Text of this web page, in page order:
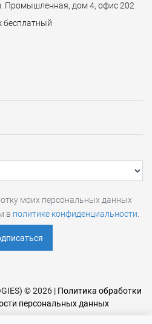
Промышленная, дом 4, офис 202
бесплатный
моих персональных данных
в политике конфиденциальности
© 2026 | Политика обработки
персональных данных